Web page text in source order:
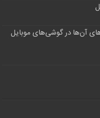
آن‌ها در گوشی‌های موبایل